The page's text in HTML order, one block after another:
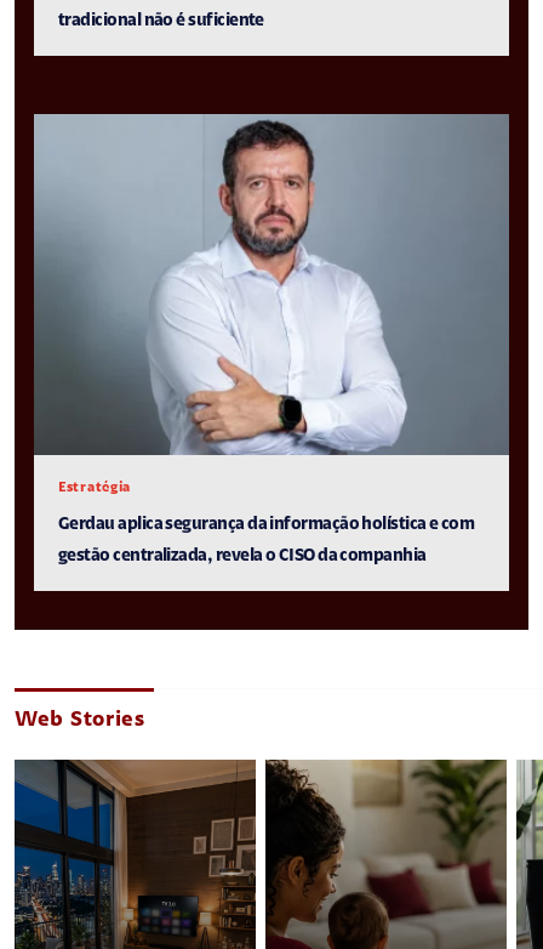
tradicional não é suficiente
Estratégia
Gerdau aplica segurança da informação holística e com
gestão centralizada, revela o CISO da companhia
Web Stories